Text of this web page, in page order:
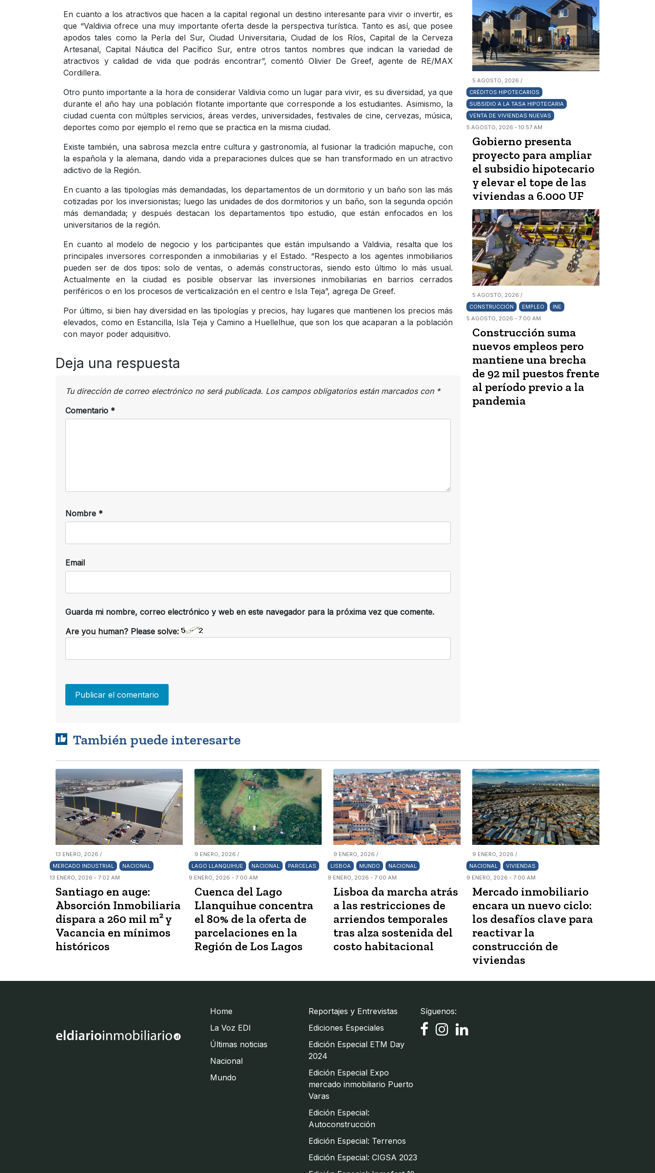
En cuanto a los atractivos que hacen a la capital regional un destino interesante para vivir o invertir, es
que “Valdivia ofrece una muy importante oferta desde la perspectiva turística. Tanto es así, que posee
apodos tales como la Perla del Sur, Ciudad Universitaria, Ciudad de los Ríos, Capital de la Cerveza
Artesanal, Capital Náutica del Pacífico Sur, entre otros tantos nombres que indican la variedad de
atractivos y calidad de vida que podrás encontrar”, comentó Olivier De Greef, agente de RE/MAX
Cordillera.
Otro punto importante a la hora de considerar Valdivia como un lugar para vivir, es su diversidad, ya que
durante el año hay una población flotante importante que corresponde a los estudiantes. Asimismo, la
ciudad cuenta con múltiples servicios, áreas verdes, universidades, festivales de cine, cervezas, música,
deportes como por ejemplo el remo que se practica en la misma ciudad.
Existe también, una sabrosa mezcla entre cultura y gastronomía, al fusionar la tradición mapuche, con
la española y la alemana, dando vida a preparaciones dulces que se han transformado en un atractivo
adictivo de la Región.
En cuanto a las tipologías más demandadas, los departamentos de un dormitorio y un baño son las más
cotizadas por los inversionistas; luego las unidades de dos dormitorios y un baño, son la segunda opción
más demandada; y después destacan los departamentos tipo estudio, que están enfocados en los
universitarios de la región.
En cuanto al modelo de negocio y los participantes que están impulsando a Valdivia, resalta que los
principales inversores corresponden a inmobiliarias y el Estado. “Respecto a los agentes inmobiliarios
pueden ser de dos tipos: solo de ventas, o además constructoras, siendo esto último lo más usual.
Actualmente en la ciudad es posible observar las inversiones inmobiliarias en barrios cerrados
periféricos o en los procesos de verticalización en el centro e Isla Teja”, agrega De Greef.
Por último, si bien hay diversidad en las tipologías y precios, hay lugares que mantienen los precios más
elevados, como en Estancilla, Isla Teja y Camino a Huellelhue, que son los que acaparan a la población
con mayor poder adquisitivo.
Deja una respuesta
Tu dirección de correo electrónico no será publicada. Los campos obligatorios están marcados con *
Comentario *
Nombre *
Email
Guarda mi nombre, correo electrónico y web en este navegador para la próxima vez que comente.
Are you human? Please solve:
5 AGOSTO, 2026 /
CRÉDITOS HIPOTECARIOS
SUBSIDIO A LA TASA HIPOTECARIA
VENTA DE VIVIENDAS NUEVAS
5 AGOSTO, 2026 - 10:57 AM
Gobierno presenta
proyecto para ampliar
el subsidio hipotecario
y elevar el tope de las
viviendas a 6.000 UF
5 AGOSTO, 2026 /
CONSTRUCCIÓN
EMPLEO
INE
5 AGOSTO, 2026 - 7:00 AM
Construcción suma
nuevos empleos pero
mantiene una brecha
de 92 mil puestos frente
al período previo a la
pandemia
También puede interesarte
13 ENERO, 2026 /
MERCADO INDUSTRIAL
NACIONAL
13 ENERO, 2026 - 7:02 AM
Santiago en auge:
Absorción Inmobiliaria
dispara a 260 mil m² y
Vacancia en mínimos
históricos
9 ENERO, 2026 /
LAGO LLANQUIHUE
NACIONAL
PARCELAS
9 ENERO, 2026 - 7:00 AM
Cuenca del Lago
Llanquihue concentra
el 80% de la oferta de
parcelaciones en la
Región de Los Lagos
9 ENERO, 2026 /
LISBOA
MUNDO
NACIONAL
9 ENERO, 2026 - 7:00 AM
Lisboa da marcha atrás
a las restricciones de
arriendos temporales
tras alza sostenida del
costo habitacional
9 ENERO, 2026 /
NACIONAL
VIVIENDAS
9 ENERO, 2026 - 7:00 AM
Mercado inmobiliario
encara un nuevo ciclo:
los desafíos clave para
reactivar la
construcción de
viviendas
Home
La Voz EDI
Últimas noticias
Nacional
Mundo
Reportajes y Entrevistas
Ediciones Especiales
Edición Especial ETM Day
2024
Edición Especial Expo
mercado inmobiliario Puerto
Varas
Edición Especial:
Autoconstrucción
Edición Especial: Terrenos
Edición Especial: CIGSA 2023
Síguenos: